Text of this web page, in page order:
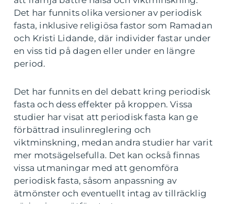
Det har funnits olika versioner av periodisk
fasta, inklusive religiösa fastor som Ramadan
och Kristi Lidande, där individer fastar under
en viss tid på dagen eller under en längre
period.
Det har funnits en del debatt kring periodisk
fasta och dess effekter på kroppen. Vissa
studier har visat att periodisk fasta kan ge
förbättrad insulinreglering och
viktminskning, medan andra studier har varit
mer motsägelsefulla. Det kan också finnas
vissa utmaningar med att genomföra
periodisk fasta, såsom anpassning av
ätmönster och eventuellt intag av tillräcklig